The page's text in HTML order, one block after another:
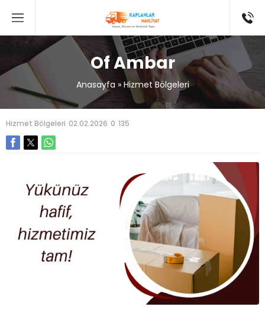
Of Ambar
Anasayfa » Hizmet Bölgeleri
Hizmet Bölgeleri 02.02.2026 0 135